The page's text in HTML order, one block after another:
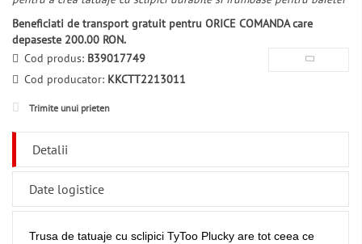
Beneficiati de transport gratuit pentru ORICE COMANDA care
depaseste 200.00 RON.
Cod produs: B39017749
Cod producator: KKCTT2213011
Trimite unui prieten
Detalii
Date logistice
Trusa de tatuaje cu sclipici TyToo Plucky are tot ceea ce